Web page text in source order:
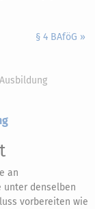
§ 4 BAföG »
an
unter denselben
vorbereiten wie